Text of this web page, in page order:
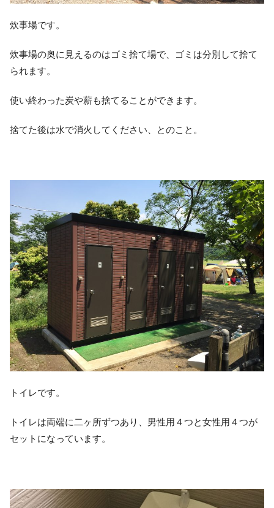
炊事場です。
炊事場の奥に見えるのはゴミ捨て場で、ゴミは分別して捨て
られます。
使い終わった炭や薪も捨てることができます。
捨てた後は水で消火してください、とのこと。
トイレです。
トイレは両端に二ヶ所ずつあり、男性用４つと女性用４つが
セットになっています。